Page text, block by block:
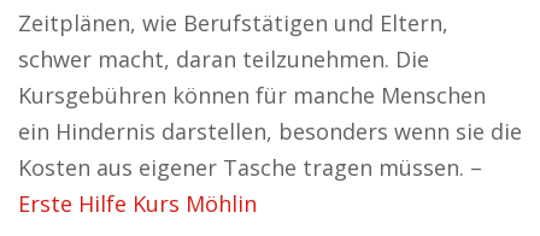
Zeitplänen, wie Berufstätigen und Eltern,
schwer macht, daran teilzunehmen. Die
Kursgebühren können für manche Menschen
ein Hindernis darstellen, besonders wenn sie die
Kosten aus eigener Tasche tragen müssen. –
Erste Hilfe Kurs Möhlin